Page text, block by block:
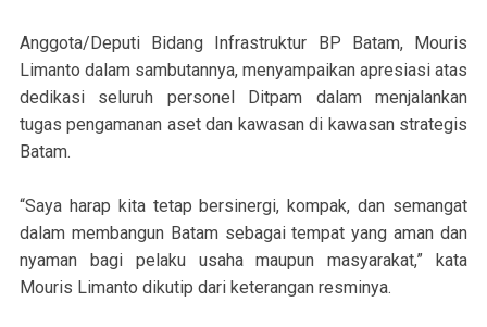
Anggota/Deputi Bidang Infrastruktur BP Batam, Mouris
Limanto dalam sambutannya, menyampaikan apresiasi atas
dedikasi seluruh personel Ditpam dalam menjalankan
tugas pengamanan aset dan kawasan di kawasan strategis
Batam.
“Saya harap kita tetap bersinergi, kompak, dan semangat
dalam membangun Batam sebagai tempat yang aman dan
nyaman bagi pelaku usaha maupun masyarakat,” kata
Mouris Limanto dikutip dari keterangan resminya.